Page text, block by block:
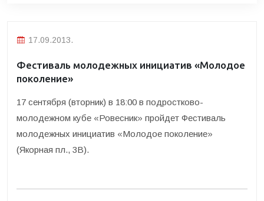
17.09.2013.
Фестиваль молодежных инициатив «Молодое
поколение»
17 сентября (вторник) в 18:00 в подростково-
молодежном кубе «Ровесник» пройдет Фестиваль
молодежных инициатив «Молодое поколение»
(Якорная пл., 3В).